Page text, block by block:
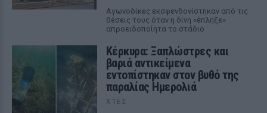
Αγωνοδίκες εκσφενδονίστηκαν από τις
θέσεις τους όταν η δίνη «έπληξε»
απροειδοποίητα το στάδιο
Κέρκυρα: Ξαπλώστρες και
βαριά αντικείμενα
εντοπίστηκαν στον βυθό της
παραλίας Ημερολιά
ΧΤΕΣ